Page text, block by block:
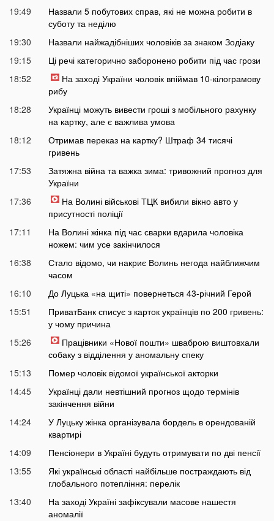
19:49
Назвали 5 побутових справ, які не можна робити в
суботу та неділю
19:30
Назвали найжадібніших чоловіків за знаком Зодіаку
19:15
Ці речі категорично заборонено робити під час грози
18:52
На заході України чоловік впіймав 10-кілограмову
рибу
18:28
Українці можуть вивести гроші з мобільного рахунку
на картку, але є важлива умова
18:12
Отримав переказ на картку? Штраф 34 тисячі
гривень
17:53
Затяжна війна та важка зима: тривожний прогноз для
України
17:36
На Волині військові ТЦК вибили вікно авто у
присутності поліції
17:11
На Волині жінка під час сварки вдарила чоловіка
ножем: чим усе закінчилося
16:38
Стало відомо, чи накриє Волинь негода найближчим
часом
16:10
До Луцька «на щиті» повернеться 43-річний Герой
15:51
ПриватБанк списує з карток українців по 200 гривень:
у чому причина
15:26
Працівники «Нової пошти» шваброю виштовхали
собаку з відділення у аномальну спеку
15:13
Помер чоловік відомої української акторки
14:45
Українці дали невтішний прогноз щодо термінів
закінчення війни
14:24
У Луцьку жінка організувала бордель в орендованій
квартирі
14:09
Пенсіонери в Україні будуть отримувати по дві пенсії
13:55
Які українські області найбільше постраждають від
глобального потепління: перелік
13:40
На заході Україні зафіксували масове нашестя
аномалії